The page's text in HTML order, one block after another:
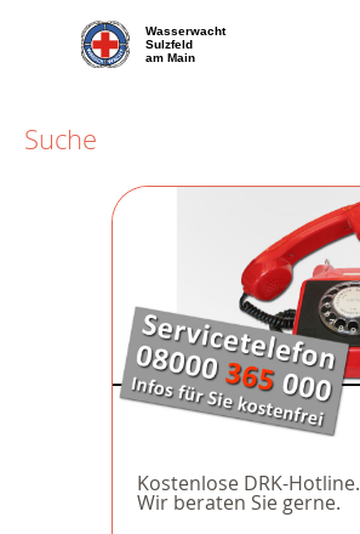
Wasserwacht
Sulzfeld
am Main
Suche
Kostenlose DRK-Hotline.
Wir beraten Sie gerne.